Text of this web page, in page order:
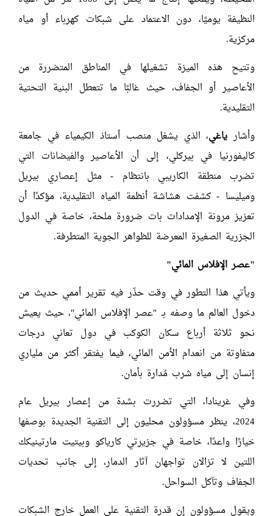
النظيفة يوميًا، دون الاعتماد على شبكات كهرباء أو مياه
مركزية.
وتتيح هذه الميزة تشغيلها في المناطق المتضررة من
الأعاصير أو الجفاف، حيث غالبًا ما تتعطل البنية التحتية
التقليدية.
وأشار ياغي، الذي يشغل منصب أستاذ الكيمياء في جامعة
كاليفورنيا في بيركلي، إلى أن الأعاصير والفيضانات التي
تضرب منطقة الكاريبي بانتظام - مثل إعصاري بيريل
وميليسا - كشفت هشاشة أنظمة المياه التقليدية، مؤكدًا أن
تعزيز مرونة الإمدادات بات ضرورة ملحة، خاصة في الدول
الجزرية الصغيرة المعرضة للظواهر الجوية المتطرفة.
"عصر الإفلاس المائي"
ويأتي هذا التطور في وقت حذّر فيه تقرير أممي حديث من
دخول العالم ما وصفه بـ "عصر الإفلاس المائي"، حيث يعيش
نحو ثلاثة أرباع سكان الكوكب في دول تعاني درجات
متفاوتة من انعدام الأمن المائي، فيما يفتقر أكثر من ملياري
إنسان إلى مياه شرب مُدارة بأمان.
وفي غرينادا، التي تضررت بشدة من إعصار بيريل عام
2024، ينظر مسؤولون محليون إلى التقنية الجديدة بوصفها
خيارًا واعدًا، خاصة في جزيرتي كارياكو وبيتيت مارتينيكك
اللتين لا تزالان تواجهان آثار الدمار، إلى جانب تحديات
الجفاف وتآكل السواحل.
ويقول مسؤولون إن قدرة التقنية على العمل خارج الشبكات